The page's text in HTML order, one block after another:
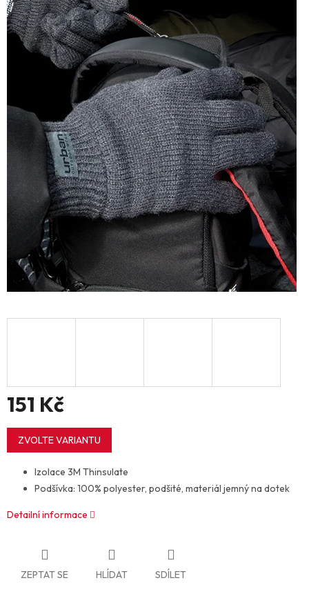
151 Kč
Měrná
cena:
ZVOLTE VARIANTU
Izolace 3M Thinsulate
Podšívka: 100% polyester, podšité, materiál jemný na dotek
Detailní informace
ZEPTAT SE HLÍDAT SDÍLET